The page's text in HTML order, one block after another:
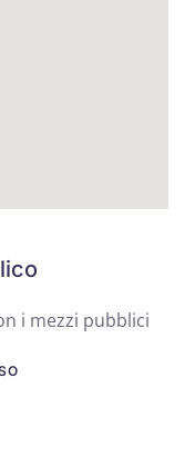
i mezzi pubblici